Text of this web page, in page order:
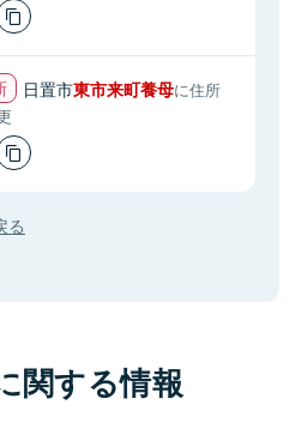
日置市東市来町養母に住所
る
関する情報